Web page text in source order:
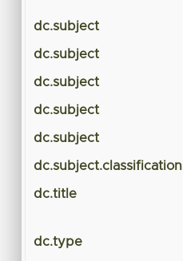
dc.subject
dc.subject
dc.subject
dc.subject
dc.subject
dc.subject.classification
dc.title
dc.type